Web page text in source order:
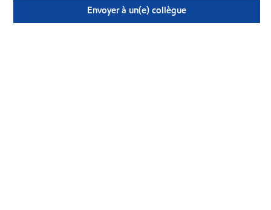
Envoyer à un(e) collègue